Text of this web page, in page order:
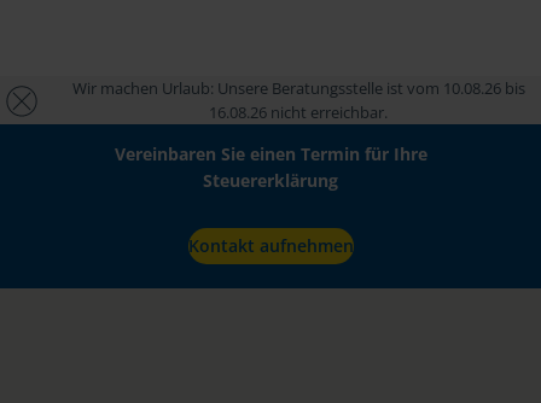
Wir machen Urlaub: Unsere Beratungsstelle ist vom 10.08.26 bis
16.08.26 nicht erreichbar.
Vereinbaren Sie einen Termin für Ihre
Steuererklärung
Kontakt aufnehmen